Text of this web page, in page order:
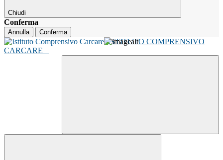
Chiudi
Conferma
Annulla Conferma
ISTITUTO COMPRENSIVO
CARCARE